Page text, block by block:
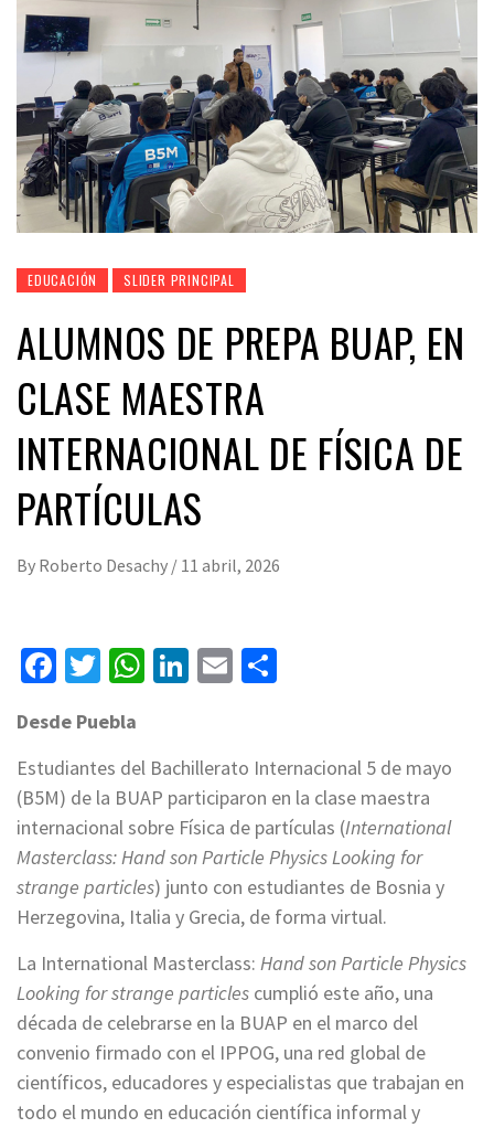
EDUCACIÓN SLIDER PRINCIPAL
ALUMNOS DE PREPA BUAP, EN
CLASE MAESTRA
INTERNACIONAL DE FÍSICA DE
PARTÍCULAS
By Roberto Desachy / 11 abril, 2026
Facebook
Twitter
WhatsApp
LinkedIn
Email
Desde Puebla
Estudiantes del Bachillerato Internacional 5 de mayo
(B5M) de la BUAP participaron en la clase maestra
internacional sobre Física de partículas (International
Masterclass: Hand son Particle Physics Looking for
strange particles) junto con estudiantes de Bosnia y
Herzegovina, Italia y Grecia, de forma virtual.
La International Masterclass: Hand son Particle Physics
Looking for strange particles cumplió este año, una
década de celebrarse en la BUAP en el marco del
convenio firmado con el IPPOG, una red global de
científicos, educadores y especialistas que trabajan en
todo el mundo en educación científica informal y